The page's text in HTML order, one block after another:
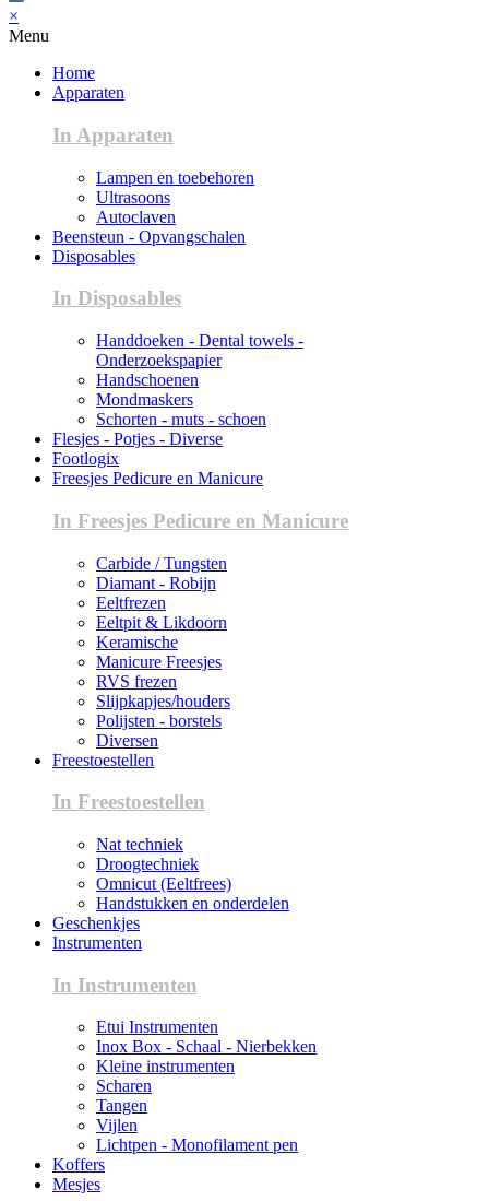
×
Menu
Home
Apparaten
In Apparaten
Lampen en toebehoren
Ultrasoons
Autoclaven
Beensteun - Opvangschalen
Disposables
In Disposables
Handdoeken - Dental towels -
Onderzoekspapier
Handschoenen
Mondmaskers
Schorten - muts - schoen
Flesjes - Potjes - Diverse
Footlogix
Freesjes Pedicure en Manicure
In Freesjes Pedicure en Manicure
Carbide / Tungsten
Diamant - Robijn
Eeltfrezen
Eeltpit & Likdoorn
Keramische
Manicure Freesjes
RVS frezen
Slijpkapjes/houders
Polijsten - borstels
Diversen
Freestoestellen
In Freestoestellen
Nat techniek
Droogtechniek
Omnicut (Eeltfrees)
Handstukken en onderdelen
Geschenkjes
Instrumenten
In Instrumenten
Etui Instrumenten
Inox Box - Schaal - Nierbekken
Kleine instrumenten
Scharen
Tangen
Vijlen
Lichtpen - Monofilament pen
Koffers
Mesjes